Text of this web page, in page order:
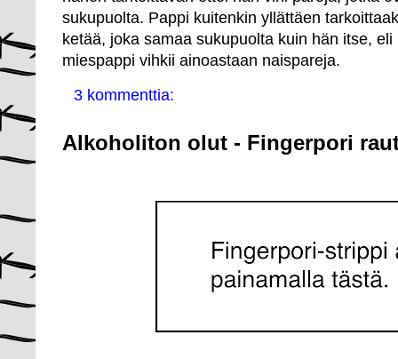
sukupuolta. Pappi kuitenkin yllättäen
ketää, joka samaa sukupuolta kuin hän itse,
miespappi vihkii ainoastaan naispareja.
3 kommenttia:
Alkoholiton olut - Fingerpori